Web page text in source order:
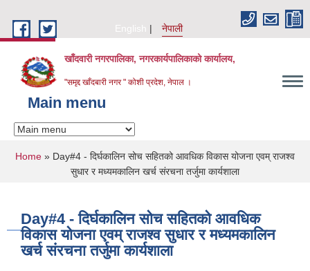
English
नेपाली
खाँदवारी नगरपालिका, नगरकार्यपालिकाको कार्यालय,
"समृद्द खाँदबारी नगर " कोशी प्रदेश, नेपाल ।
Main menu
You are here
Home » Day#4 - दिर्घकालिन सोच सहितको आवधिक विकास योजना एवम् राजश्व
सुधार र मध्यमकालिन खर्च संरचना तर्जुमा कार्यशाला
Day#4 - दिर्घकालिन सोच सहितको आवधिक
विकास योजना एवम् राजश्व सुधार र मध्यमकालिन
खर्च संरचना तर्जुमा कार्यशाला